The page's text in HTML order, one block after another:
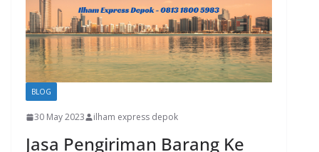
BLOG
30 May 2023 ilham express depok
Jasa Pengiriman Barang Ke